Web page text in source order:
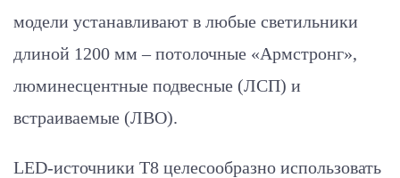
модели устанавливают в любые светильники
длиной 1200 мм – потолочные «Армстронг»,
люминесцентные подвесные (ЛСП) и
встраиваемые (ЛВО).
LED-источники Т8 целесообразно использовать